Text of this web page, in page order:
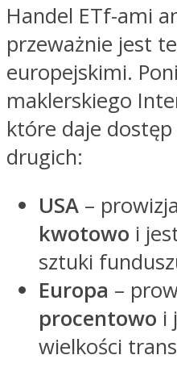
Handel ETf-ami
przeważnie jest
europejskimi.
maklerskiego
które daje
drugich:
USA –
kwotowo i
sztuki
Europa –
procentowo i
wielkości